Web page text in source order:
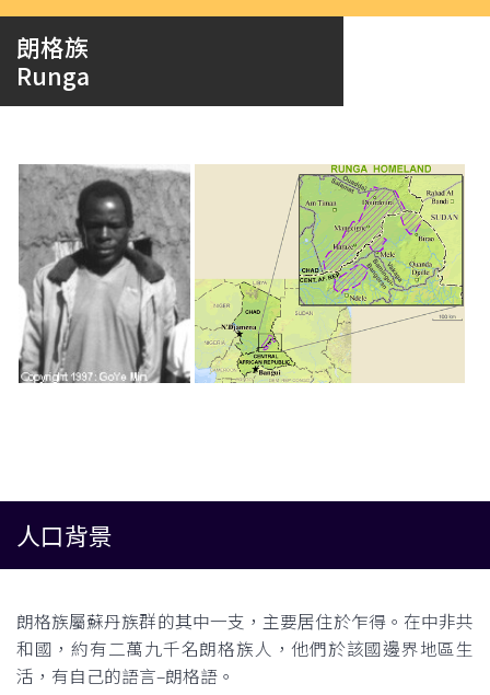
朗格族
Runga
人口背景
朗格族屬蘇丹族群的其中一支，主要居住於乍得。在中非共
和國，約有二萬九千名朗格族人，他們於該國邊界地區生
活，有自己的語言–朗格語。